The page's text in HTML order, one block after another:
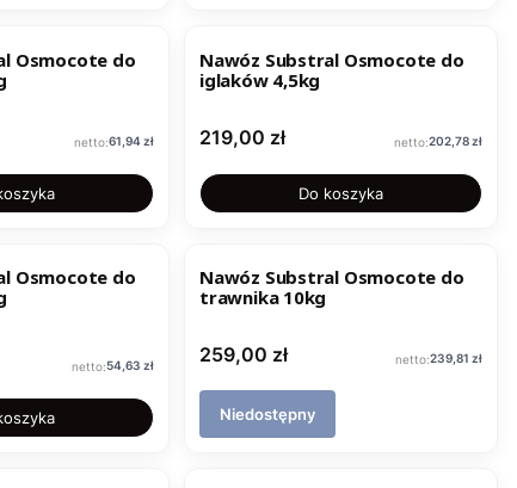
Osmocote do
Cena
61,94 zł
Nawóz Substral Osmocote do
iglaków 4,5kg
Cena
219,00 zł Cena
202,78 zł
Do koszyka
Osmocote do
Cena
54,63 zł
Nawóz Substral Osmocote do
trawnika 10kg
Cena
259,00 zł Cena
239,81 zł
Niedostępny